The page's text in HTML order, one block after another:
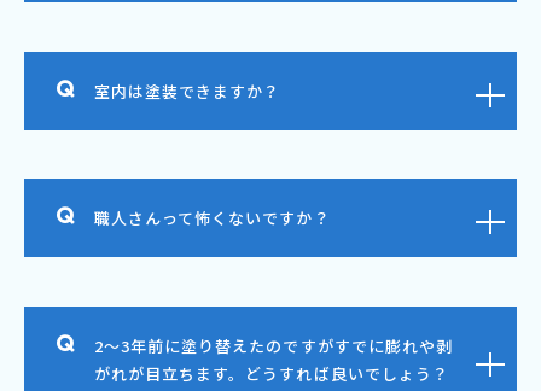
室内は塗装できますか？
職人さんって怖くないですか？
2～3年前に塗り替えたのですがすでに膨れや剥
がれが目立ちます。どうすれば良いでしょう？